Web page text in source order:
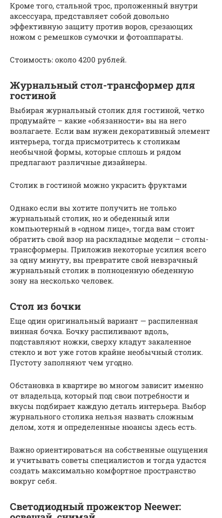
Кроме того, стальной трос, проложенный внутри
аксессуара, представляет собой довольно
эффективную защиту против воров, срезающих
ножом с ремешков сумочки и фотоаппараты.
Стоимость: около 4200 рублей.
Журнальный стол-трансформер для
гостиной
Выбирая журнальный столик для гостиной, четко
продумайте – какие «обязанности» вы на него
возлагаете. Если вам нужен декоративный элемент
интерьера, тогда присмотритесь к столикам
необычной формы, которые сплошь и рядом
предлагают различные дизайнеры.
Столик в гостиной можно украсить фруктами
Однако если вы хотите получить не только
журнальный столик, но и обеденный или
компьютерный в «одном лице», тогда вам стоит
обратить свой взор на раскладные модели – столы-
трансформеры. Приложив некоторые усилия всего
за одну минуту, вы превратите свой невзрачный
журнальный столик в полноценную обеденную
зону на несколько человек.
Стол из бочки
Еще один оригинальный вариант — распиленная
винная бочка. Бочку распиливают вдоль,
подставляют ножки, сверху кладут закаленное
стекло и вот уже готов крайне необычный столик.
Пустоту заполняют чем угодно.
Обстановка в квартире во многом зависит именно
от владельца, который под свои потребности и
вкусы подбирает каждую деталь интерьера. Выбор
журнального столика нельзя назвать сложным
делом, хотя и определенные нюансы здесь есть.
Важно ориентироваться на собственные ощущения
и учитывать советы специалистов и тогда удастся
создать максимально комфортное пространство
вокруг себя.
Светодиодный прожектор Neewer: